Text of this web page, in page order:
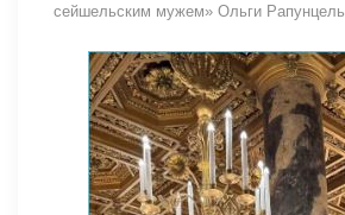
сейшельским мужем» Ольги Рапунцель.